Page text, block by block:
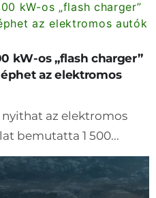
kW-os „flash charger”
az elektromos
az elektromos
bemutatta 1 500...